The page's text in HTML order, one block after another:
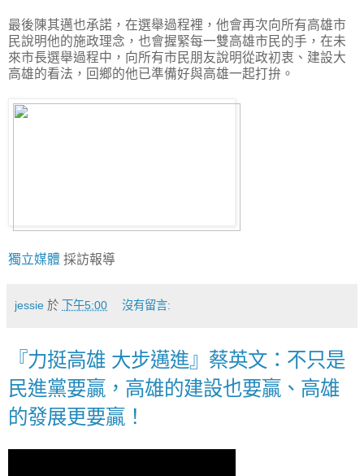
最後陳其邁也承諾，在選舉過程裡，他會再次向所有高雄市
民說明他的施政理念，也會握緊每一雙高雄市民的手，在未
來市長選舉過程中，向所有市民朋友說明從政初衷、建設大
高雄的看法，回鄉的他已準備好與高雄一起打拚。
獨立媒體 採訪報導
jessie 於 下午5:00 沒有留言:
『力挺高雄 大步邁進』蔡英文：不只是
民進黨要贏，高雄的建設也要贏、高雄
的發展更要贏！